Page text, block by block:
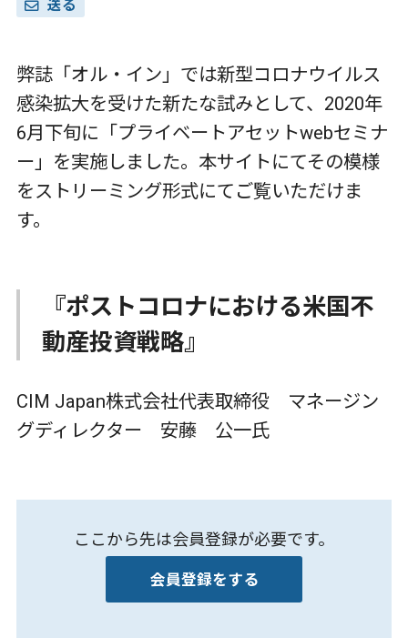
送る
弊誌「オル・イン」では新型コロナウイルス
感染拡大を受けた新たな試みとして、2020年
6月下旬に「プライベートアセットwebセミナ
ー」を実施しました。本サイトにてその模様
をストリーミング形式にてご覧いただけま
す。
『ポストコロナにおける米国不
動産投資戦略』
CIM Japan株式会社代表取締役 マネージン
グディレクター 安藤 公一氏
ここから先は会員登録が必要です。
会員登録をする